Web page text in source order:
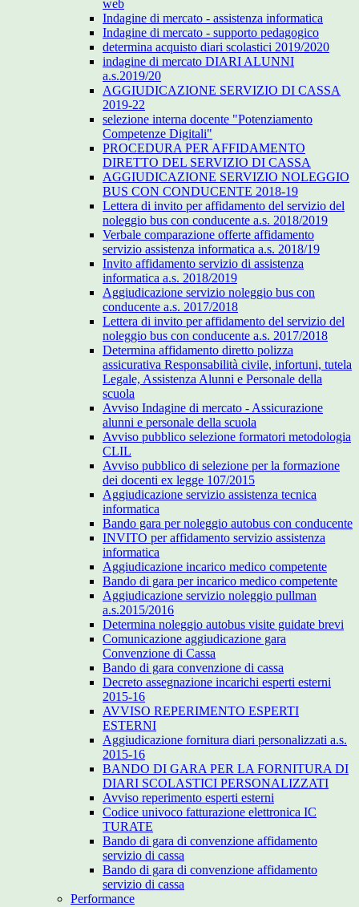
web
Indagine di mercato - assistenza informatica
Indagine di mercato - supporto pedagogico
determina acquisto diari scolastici 2019/2020
indagine di mercato DIARI ALUNNI
a.s.2019/20
AGGIUDICAZIONE SERVIZIO DI CASSA
2019-22
selezione interna docente "Potenziamento
Competenze Digitali"
PROCEDURA PER AFFIDAMENTO
DIRETTO DEL SERVIZIO DI CASSA
AGGIUDICAZIONE SERVIZIO NOLEGGIO
BUS CON CONDUCENTE 2018-19
Lettera di invito per affidamento del servizio del
noleggio bus con conducente a.s. 2018/2019
Verbale comparazione offerte affidamento
servizio assistenza informatica a.s. 2018/19
Invito affidamento servizio di assistenza
informatica a.s. 2018/2019
Aggiudicazione servizio noleggio bus con
conducente a.s. 2017/2018
Lettera di invito per affidamento del servizio del
noleggio bus con conducente a.s. 2017/2018
Determina affidamento diretto polizza
assicurativa Responsabilità civile, infortuni, tutela
Legale, Assistenza Alunni e Personale della
scuola
Avviso Indagine di mercato - Assicurazione
alunni e personale della scuola
Avviso pubblico selezione formatori metodologia
CLIL
Avviso pubblico di selezione per la formazione
dei docenti ex legge 107/2015
Aggiudicazione servizio assistenza tecnica
informatica
Bando gara per noleggio autobus con conducente
INVITO per affidamento servizio assistenza
informatica
Aggiudicazione incarico medico competente
Bando di gara per incarico medico competente
Aggiudicazione servizio noleggio pullman
a.s.2015/2016
Determina noleggio autobus visite guidate brevi
Comunicazione aggiudicazione gara
Convenzione di Cassa
Bando di gara convenzione di cassa
Decreto assegnazione incarichi esperti esterni
2015-16
AVVISO REPERIMENTO ESPERTI
ESTERNI
Aggiudicazione fornitura diari personalizzati a.s.
2015-16
BANDO DI GARA PER LA FORNITURA DI
DIARI SCOLASTICI PERSONALIZZATI
Avviso reperimento esperti esterni
Codice univoco fatturazione elettronica IC
TURATE
Bando di gara di convenzione affidamento
servizio di cassa
Bando di gara di convenzione affidamento
servizio di cassa
Performance